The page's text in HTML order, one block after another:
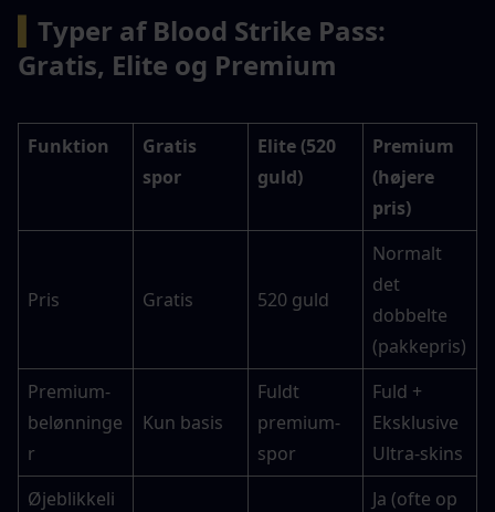
Typer af Blood Strike Pass:
Gratis, Elite og Premium
Funktion
Gratis
spor
Elite (520
guld)
Premium
(højere
pris)
Pris Gratis 520 guld
Normalt
det
dobbelte
(pakkepris)
Premium-
belønninge
r
Kun basis
Fuldt
premium-
spor
Fuld +
Eksklusive
Ultra-skins
Øjeblikkeli
Ja (ofte op